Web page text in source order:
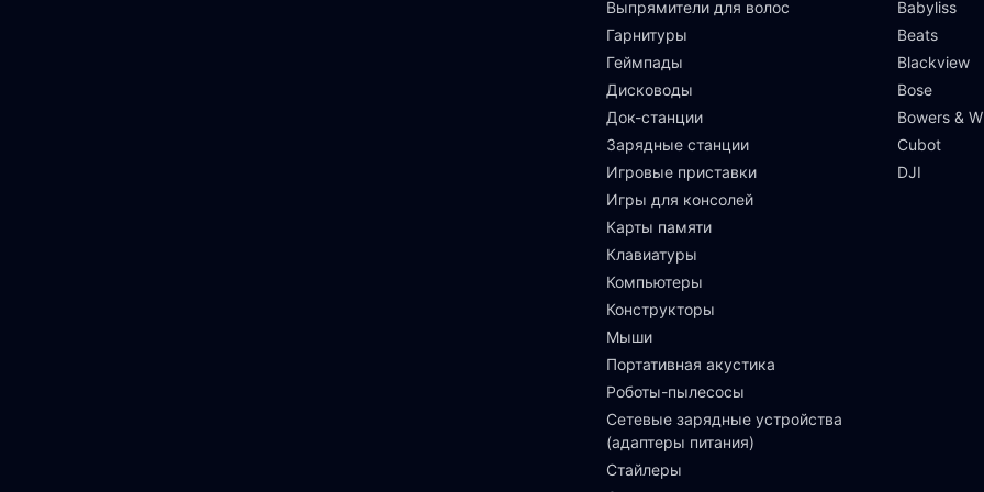
Выпрямители для волос
Гарнитуры
Геймпады
Дисководы
Док-станции
Зарядные станции
Игровые приставки
Игры для консолей
Карты памяти
Клавиатуры
Компьютеры
Конструкторы
Мыши
Портативная акустика
Роботы-пылесосы
Сетевые зарядные устройства
(адаптеры питания)
Стайлеры
Babyliss
Beats
Blackview
Bose
Bowers &
Cubot
DJI